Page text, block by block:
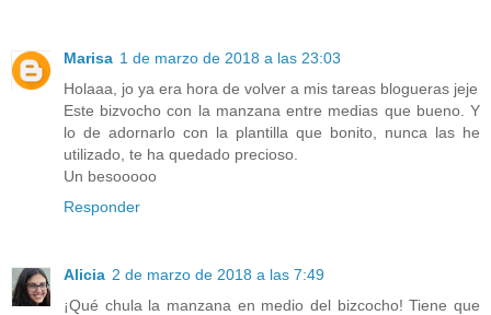
Marisa 1 de marzo de 2018 a las 23:03
Holaaa, jo ya era hora de volver a mis tareas blogueras jeje
Este bizvocho con la manzana entre medias que bueno. Y
lo de adornarlo con la plantilla que bonito, nunca las he
utilizado, te ha quedado precioso.
Un besooooo
Responder
Alicia 2 de marzo de 2018 a las 7:49
¡Qué chula la manzana en medio del bizcocho! Tiene que